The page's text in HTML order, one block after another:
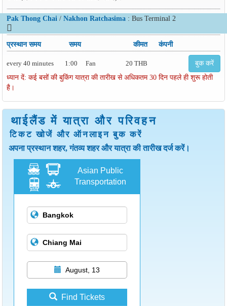
Pak Thong Chai / Nakhon Ratchasima: Bus Terminal 2
प्रस्थान समय समय कीमत कंपनी
every 40 minutes 1:00 Fan 20 THB बुक करें
ध्यान दें: कई बसों की बुकिंग यात्रा की तारीख से अधिकतम 30 दिन पहले ही शुरू होती
है।
थाईलैंड में यात्रा और परिवहन
टिकट खोजें और ऑनलाइन बुक करें
अपना प्रस्थान शहर, गंतव्य शहर और यात्रा की तारीख दर्ज करें।
Asian Public
Transportation
August, 13
Find Tickets